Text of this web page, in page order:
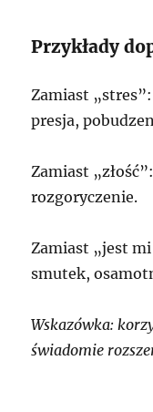
Przykłady
Zamiast
presja,
Zamiast
rozgoryczenie.
Zamiast „jest
smutek,
Wskazówka:
świadomie